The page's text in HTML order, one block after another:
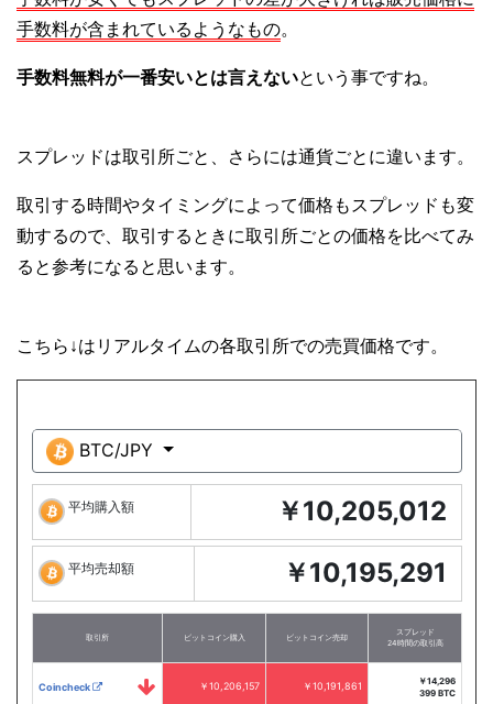
手数料が含まれているようなもの。
手数料無料が一番安いとは言えないという事ですね。
スプレッドは取引所ごと、さらには通貨ごとに違います。
取引する時間やタイミングによって価格もスプレッドも変
動するので、取引するときに取引所ごとの価格を比べてみ
ると参考になると思います。
こちら↓はリアルタイムの各取引所での売買価格です。